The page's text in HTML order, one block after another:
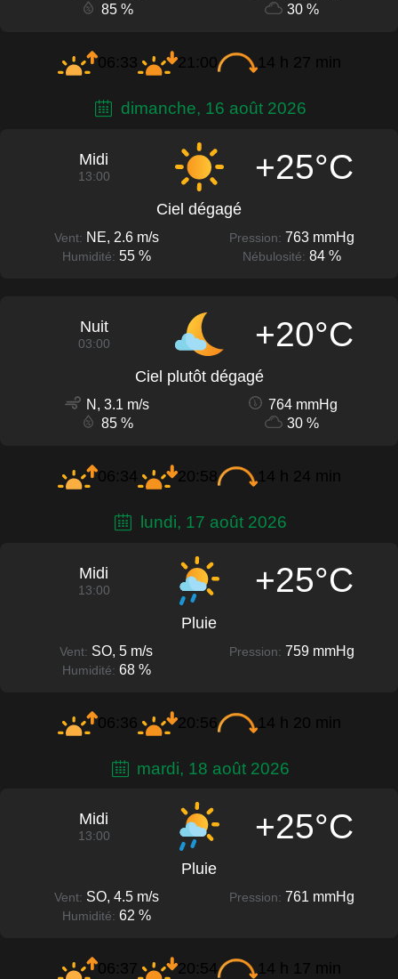
85 %
30 %
06:33 21:00 14 h 27 min
dimanche, 16 août 2026
Midi
13:00 +25°C
Ciel dégagé
Vent: NE, 2.6 m/s Pression: 763 mmHg
Humidité: 55 % Nébulosité: 84 %
Nuit
03:00 +20°C
Ciel plutôt dégagé
N, 3.1 m/s
764 mmHg
85 %
30 %
06:34 20:58 14 h 24 min
lundi, 17 août 2026
Midi
13:00 +25°C
Pluie
Vent: SO, 5 m/s Pression: 759 mmHg
Humidité: 68 %
06:36 20:56 14 h 20 min
mardi, 18 août 2026
Midi
13:00 +25°C
Pluie
Vent: SO, 4.5 m/s Pression: 761 mmHg
Humidité: 62 %
06:37 20:54 14 h 17 min